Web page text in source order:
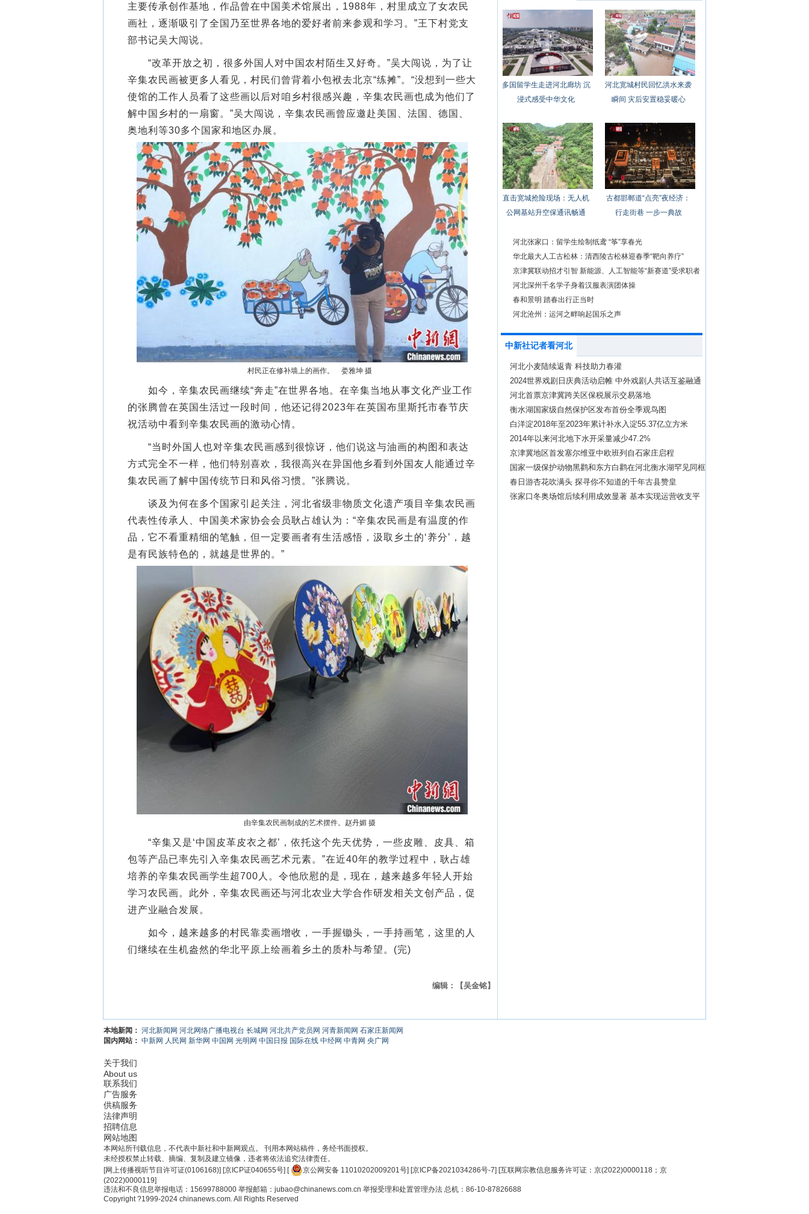
主要传承创作基地，作品曾在中国美术馆展出，1988年，村里成立了女农民
画社，逐渐吸引了全国乃至世界各地的爱好者前来参观和学习。”王下村党支
部书记吴大闯说。
“改革开放之初，很多外国人对中国农村陌生又好奇。”吴大闯说，为了让
辛集农民画被更多人看见，村民们曾背着小包袱去北京“练摊”。“没想到一些大
使馆的工作人员看了这些画以后对咱乡村很感兴趣，辛集农民画也成为他们了
解中国乡村的一扇窗。”吴大闯说，辛集农民画曾应邀赴美国、法国、德国、
奥地利等30多个国家和地区办展。
村民正在修补墙上的画作。 娄雅坤 摄
如今，辛集农民画继续“奔走”在世界各地。在辛集当地从事文化产业工作
的张腾曾在英国生活过一段时间，他还记得2023年在英国布里斯托市春节庆
祝活动中看到辛集农民画的激动心情。
“当时外国人也对辛集农民画感到很惊讶，他们说这与油画的构图和表达
方式完全不一样，他们特别喜欢，我很高兴在异国他乡看到外国友人能通过辛
集农民画了解中国传统节日和风俗习惯。”张腾说。
谈及为何在多个国家引起关注，河北省级非物质文化遗产项目辛集农民画
代表性传承人、中国美术家协会会员耿占雄认为：“辛集农民画是有温度的作
品，它不看重精细的笔触，但一定要画者有生活感悟，汲取乡土的‘养分’，越
是有民族特色的，就越是世界的。”
由辛集农民画制成的艺术摆件。赵丹媚 摄
“辛集又是‘中国皮革皮衣之都’，依托这个先天优势，一些皮雕、皮具、箱
包等产品已率先引入辛集农民画艺术元素。”在近40年的教学过程中，耿占雄
培养的辛集农民画学生超700人。令他欣慰的是，现在，越来越多年轻人开始
学习农民画。此外，辛集农民画还与河北农业大学合作研发相关文创产品，促
进产业融合发展。
如今，越来越多的村民靠卖画增收，一手握锄头，一手持画笔，这里的人
们继续在生机盎然的华北平原上绘画着乡土的质朴与希望。(完)
编辑：【吴金铭】
多国留学生走进河北廊坊 沉
浸式感受中华文化
河北宽城村民回忆洪水来袭
瞬间 灾后安置稳妥暖心
直击宽城抢险现场：无人机
公网基站升空保通讯畅通
古都邯郸道“点亮”夜经济：
行走街巷 一步一典故
河北张家口：留学生绘制纸鸢 “筝”享春光
华北最大人工古松林：清西陵古松林迎春季“靶向养疗”
京津冀联动招才引智 新能源、人工智能等“新赛道”受求职者
青睐
河北深州千名学子身着汉服表演团体操
春和景明 踏春出行正当时
河北沧州：运河之畔响起国乐之声
中新社记者看河北
河北小麦陆续返青 科技助力春灌
2024世界戏剧日庆典活动启帷 中外戏剧人共话互鉴融通
河北首票京津冀跨关区保税展示交易落地
衡水湖国家级自然保护区发布首份全季观鸟图
白洋淀2018年至2023年累计补水入淀55.37亿立方米
2014年以来河北地下水开采量减少47.2%
京津冀地区首发塞尔维亚中欧班列自石家庄启程
国家一级保护动物黑鹳和东方白鹳在河北衡水湖罕见同框
春日游杏花吹满头 探寻你不知道的千年古县赞皇
张家口冬奥场馆后续利用成效显著 基本实现运营收支平
本地新闻： 河北新闻网 河北网络广播电视台 长城网 河北共产党员网 河青新闻网 石家庄新闻网
国内网站： 中新网 人民网 新华网 中国网 光明网 中国日报 国际在线 中经网 中青网 央广网
关于我们
About us
联系我们
广告服务
供稿服务
法律声明
招聘信息
网站地图
本网站所刊载信息，不代表中新社和中新网观点。 刊用本网站稿件，务经书面授权。
未经授权禁止转载、摘编、复制及建立镜像，违者将依法追究法律责任。
[网上传播视听节目许可证(0106168)] [京ICP证040655号] [ 京公网安备 11010202009201号] [京ICP备2021034286号-7] [互联网宗教信息服务许可证：京(2022)0000118；京
(2022)0000119]
违法和不良信息举报电话：15699788000 举报邮箱：jubao@chinanews.com.cn 举报受理和处置管理办法 总机：86-10-87826688
Copyright ?1999-2024 chinanews.com. All Rights Reserved